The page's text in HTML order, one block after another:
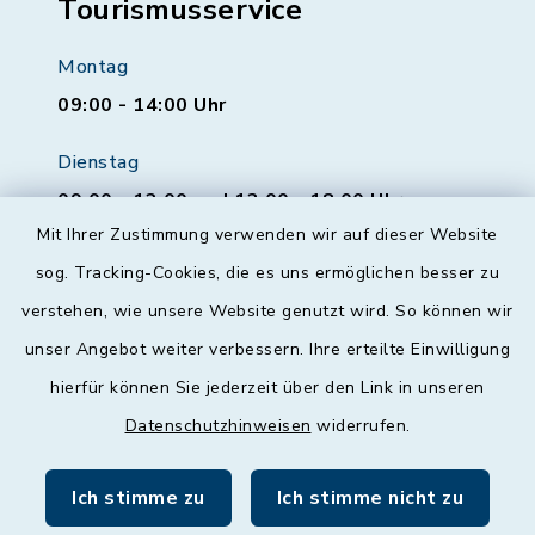
Mit Ihrer Zustimmung verwenden wir auf dieser Website
sog. Tracking-Cookies, die es uns ermöglichen besser zu
verstehen, wie unsere Website genutzt wird. So können wir
unser Angebot weiter verbessern. Ihre erteilte Einwilligung
hierfür können Sie jederzeit über den Link in unseren
Datenschutzhinweisen widerrufen.
Ich stimme zu Ich stimme nicht zu
Tourismusservice
Montag
09:00 - 14:00 Uhr
Dienstag
09:00 - 12:00 und 13:00 - 18:00 Uhr
Donnerstag
09:00 - 12:00 und 13:00 - 18:00 Uhr
09:00 - 12:00 Uhr